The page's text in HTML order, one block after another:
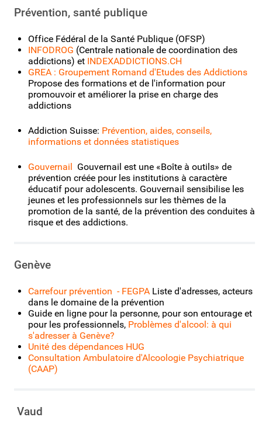
Prévention, santé publique
Office Fédéral de la Santé Publique (OFSP)
INFODROG (Centrale nationale de coordination des
addictions) et INDEXADDICTIONS.CH
GREA : Groupement Romand d'Etudes des Addictions
Propose des formations et de l'information pour
promouvoir et améliorer la prise en charge des
addictions
Addiction Suisse: Prévention, aides, conseils,
informations et données statistiques
Gouvernail Gouvernail est une «Boîte à outils» de
prévention créée pour les institutions à caractère
éducatif pour adolescents. Gouvernail sensibilise les
jeunes et les professionnels sur les thèmes de la
promotion de la santé, de la prévention des conduites à
risque et des addictions.
Genève
Carrefour prévention - FEGPA Liste d'adresses, acteurs
dans le domaine de la prévention
Guide en ligne pour la personne, pour son entourage et
pour les professionnels, Problèmes d'alcool: à qui
s'adresser à Genève?
Unité des dépendances HUG
Consultation Ambulatoire d'Alcoologie Psychiatrique
(CAAP)
Vaud